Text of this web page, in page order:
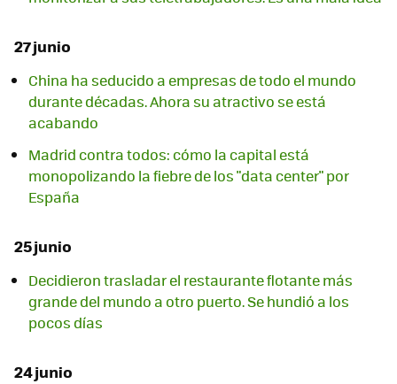
27 junio
China ha seducido a empresas de todo el mundo
durante décadas. Ahora su atractivo se está
acabando
Madrid contra todos: cómo la capital está
monopolizando la fiebre de los "data center" por
España
25 junio
Decidieron trasladar el restaurante flotante más
grande del mundo a otro puerto. Se hundió a los
pocos días
24 junio